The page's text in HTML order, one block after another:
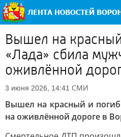
Вышел на
«Лада» сбила
оживлённой
3 июня 2026, 14:41 СМИ
Вышел на красный и
на оживлённой дороге в